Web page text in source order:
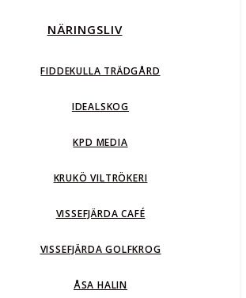
NÄRINGSLIV
FIDDEKULLA TRÄDGÅRD
IDEALSKOG
KPD MEDIA
KRUKÖ VILTRÖKERI
VISSEFJÄRDA CAFÉ
VISSEFJÄRDA GOLFKROG
ÅSA HALIN